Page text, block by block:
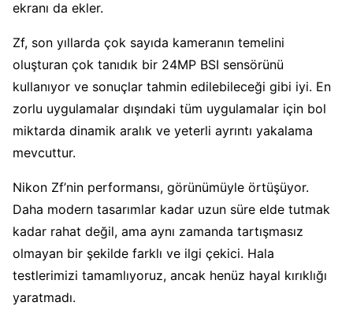
ekranı da ekler.
Zf, son yıllarda çok sayıda kameranın temelini
oluşturan çok tanıdık bir 24MP BSI sensörünü
kullanıyor ve sonuçlar tahmin edilebileceği gibi iyi. En
zorlu uygulamalar dışındaki tüm uygulamalar için bol
miktarda dinamik aralık ve yeterli ayrıntı yakalama
mevcuttur.
Nikon Zf’nin performansı, görünümüyle örtüşüyor.
Daha modern tasarımlar kadar uzun süre elde tutmak
kadar rahat değil, ama aynı zamanda tartışmasız
olmayan bir şekilde farklı ve ilgi çekici. Hala
testlerimizi tamamlıyoruz, ancak henüz hayal kırıklığı
yaratmadı.